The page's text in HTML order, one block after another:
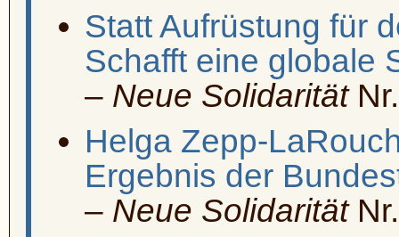
Statt Aufrüstung für
Schafft eine globale
– Neue Solidarität
Helga Zepp-
Ergebnis der
– Neue Solidarität